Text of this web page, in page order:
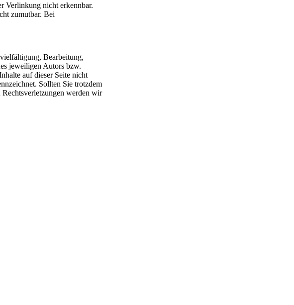
Verlinkung nicht erkennbar.
zumutbar. Bei
Bearbeitung,
jeweiligen Autors bzw.
auf dieser Seite nicht
Sollten Sie trotzdem
werden wir